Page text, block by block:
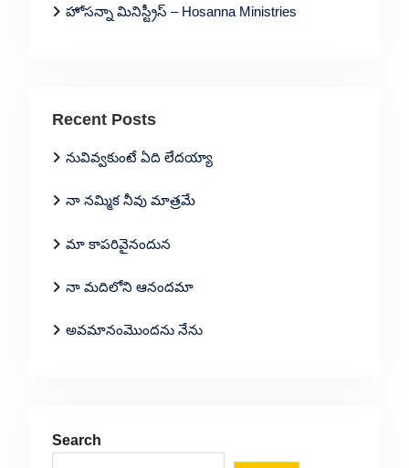
హోసన్నా మినిస్ట్రీస్ – Hosanna Ministries
Recent Posts
నువివ్వకుంటే ఏది లేదయ్యా
నా నమ్మిక నీవు మాత్రమే
మా కాపరివైనందున
నా మదిలోని ఆనందమా
అవమానంమొందను నేను
Search